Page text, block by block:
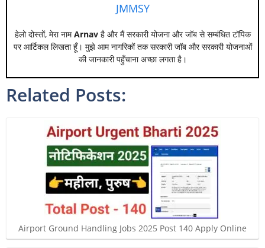
JMMSY
हेलो दोस्तों, मेरा नामArnavहै और मैं सरकारी योजना और जॉब से सम्बंधित टॉपिक
पर आर्टिकल लिखता हूँ। मुझे आम नागरिकों तक सरकारी जॉब और सरकारी योजनाओं
की जानकारी पहुँचाना अच्छा लगता है।
Related Posts:
Airport Ground Handling Jobs 2025 Post 140 Apply Online